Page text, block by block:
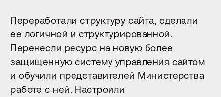
Переработали структуру сайта, сделали
ее логичной и структурированной.
Перенесли ресурс на новую более
защищенную систему управления сайтом
и обучили представителей Министерства
работе с ней. Настроили